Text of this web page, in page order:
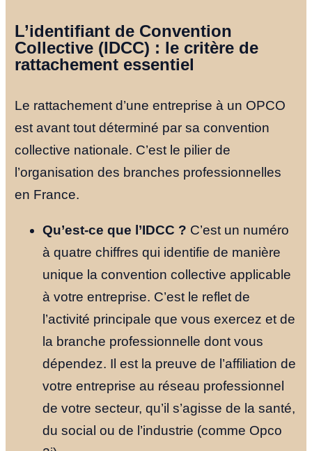
Accueil
Nos
L’identifiant de Convention
Collective (IDCC) : le critère de
rattachement essentiel
Le rattachement d’une entreprise à un OPCO
est avant tout déterminé par sa convention
collective nationale. C’est le pilier de
l’organisation des branches professionnelles
en France.
Qu’est-ce que l’IDCC ? C’est un numéro
à quatre chiffres qui identifie de manière
unique la convention collective applicable
à votre entreprise. C’est le reflet de
l’activité principale que vous exercez et de
la branche professionnelle dont vous
dépendez. Il est la preuve de l’affiliation de
votre entreprise au réseau professionnel
de votre secteur, qu’il s’agisse de la santé,
du social ou de l’industrie (comme Opco